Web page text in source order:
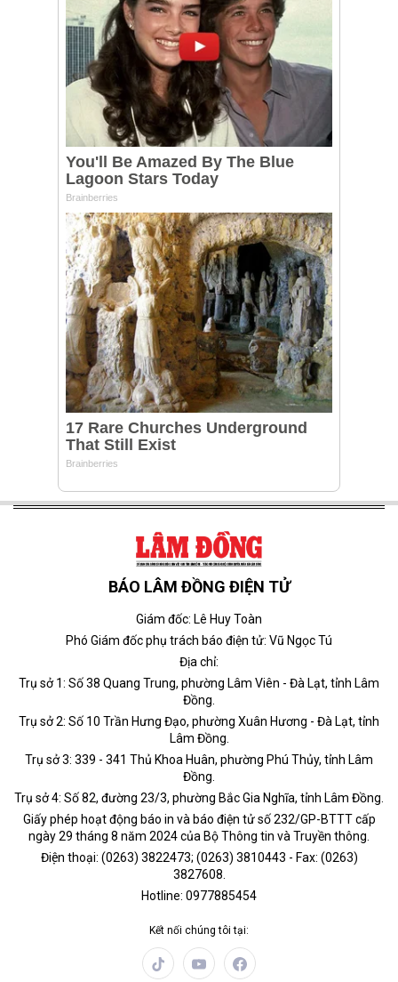
BÁO LÂM ĐỒNG ĐIỆN TỬ
Giám đốc: Lê Huy Toàn
Phó Giám đốc phụ trách báo điện tử: Vũ Ngọc Tú
Địa chỉ:
Trụ sở 1: Số 38 Quang Trung, phường Lâm Viên - Đà Lạt, tỉnh Lâm
Đồng.
Trụ sở 2: Số 10 Trần Hưng Đạo, phường Xuân Hương - Đà Lạt, tỉnh
Lâm Đồng.
Trụ sở 3: 339 - 341 Thủ Khoa Huân, phường Phú Thủy, tỉnh Lâm
Đồng.
Trụ sở 4: Số 82, đường 23/3, phường Bắc Gia Nghĩa, tỉnh Lâm Đồng.
Giấy phép hoạt động báo in và báo điện tử số 232/GP-BTTT cấp
ngày 29 tháng 8 năm 2024 của Bộ Thông tin và Truyền thông.
Điện thoại: (0263) 3822473; (0263) 3810443 - Fax: (0263)
3827608.
Hotline: 0977885454
Kết nối chúng tôi tại: